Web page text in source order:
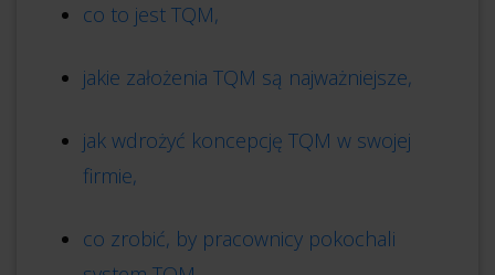
co to jest TQM,
jakie założenia TQM są najważniejsze,
jak wdrożyć koncepcję TQM w swojej
firmie,
co zrobić, by pracownicy pokochali